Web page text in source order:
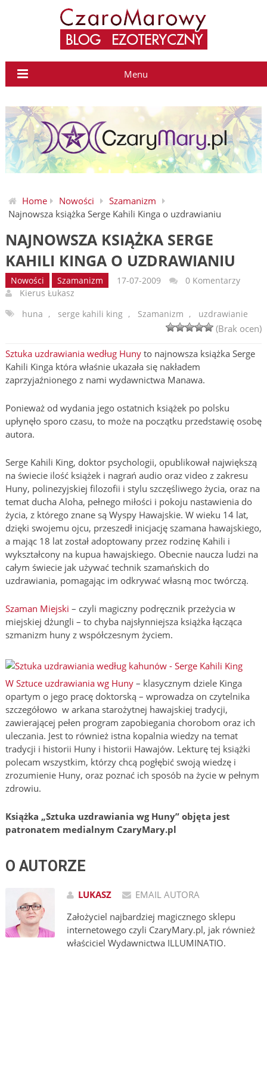
Menu
Home Nowości
Szamanizm
Najnowsza książka Serge Kahili Kinga o uzdrawianiu
NAJNOWSZA KSIĄŻKA SERGE
KAHILI KINGA O UZDRAWIANIU
Nowości Szamanizm 17-07-2009
0 Komentarzy
Kierus Łukasz
huna , serge kahili king , Szamanizm , uzdrawianie
(Brak ocen)
Sztuka uzdrawiania według Hunyto najnowsza książka Serge
Kahili Kinga która właśnie ukazała się nakładem
zaprzyjaźnionego z nami wydawnictwa Manawa.
Ponieważ od wydania jego ostatnich książek po polsku
upłynęło sporo czasu, to może na początku przedstawię osobę
autora.
Serge Kahili King, doktor psychologii, opublikował największą
na świecie ilość książek i nagrań audio oraz video z zakresu
Huny, polinezyjskiej filozofii i stylu szczęśliwego życia, oraz na
temat ducha Aloha, pełnego miłości i pokoju nastawienia do
życia, z którego znane są Wyspy Hawajskie. W wieku 14 lat,
dzięki swojemu ojcu, przeszedł inicjację szamana hawajskiego,
a mając 18 lat został adoptowany przez rodzinę Kahili i
wykształcony na kupua hawajskiego. Obecnie naucza ludzi na
całym świecie jak używać technik szamańskich do
uzdrawiania, pomagając im odkrywać własną moc twórczą.
Szaman Miejski – czyli magiczny podręcznik przeżycia w
miejskiej dżungli – to chyba najsłynniejsza książka łącząca
szmanizm huny z współczesnym życiem.
W Sztuce uzdrawiania wg Huny– klasycznym dziele Kinga
opartym o jego pracę doktorską – wprowadza on czytelnika
szczegółowo w arkana starożytnej hawajskiej tradycji,
zawierającej pełen program zapobiegania chorobom oraz ich
uleczania. Jest to również istna kopalnia wiedzy na temat
tradycji i historii Huny i historii Hawajów. Lekturę tej książki
polecam wszystkim, którzy chcą pogłębić swoją wiedzę i
zrozumienie Huny, oraz poznać ich sposób na życie w pełnym
zdrowiu.
Książka „Sztuka uzdrawiania wg Huny” objęta jest
patronatem medialnym CzaryMary.pl
O AUTORZE
LUKASZ
EMAIL AUTORA
Założyciel najbardziej magicznego sklepu
internetowego czyli CzaryMary.pl, jak również
właściciel Wydawnictwa ILLUMINATIO.